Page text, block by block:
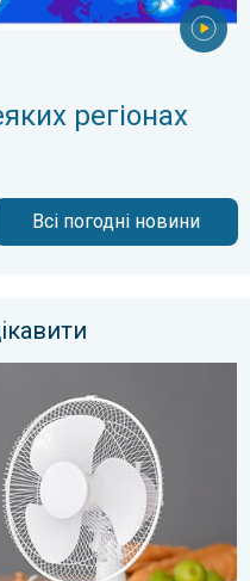
регіонах
Всі погодні новини
Спека на робочому